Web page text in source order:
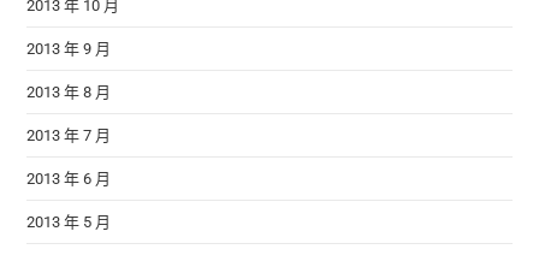
2013 年 10 月
2013 年 9 月
2013 年 8 月
2013 年 7 月
2013 年 6 月
2013 年 5 月